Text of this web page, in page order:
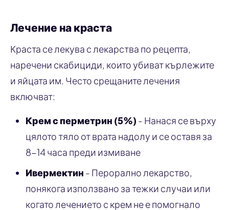
Лечение на краста
Краста се лекува с лекарства по рецепта,
наречени скабициди, които убиват кърлежите
и яйцата им. Често срещаните лечения
включват:
Крем с перметрин (5%) - Нанася се върху
цялото тяло от врата надолу и се оставя за
8-14 часа преди измиване
Ивермектин - Перорално лекарство,
понякога използвано за тежки случаи или
когато лечението с крем не е помогнало